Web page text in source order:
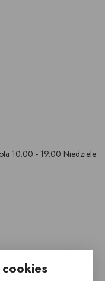
10.00 - 19.00 Niedziele